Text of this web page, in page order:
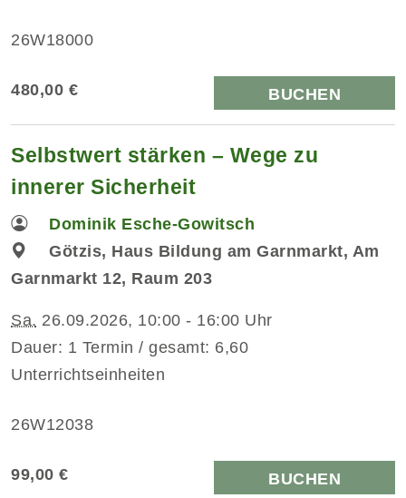
26W18000
480,00 € BUCHEN
Selbstwert stärken – Wege zu
innerer Sicherheit
Dominik Esche-Gowitsch
Götzis, Haus Bildung am Garnmarkt, Am
Garnmarkt 12, Raum 203
Sa. 26.09.2026, 10:00 - 16:00 Uhr
Dauer: 1 Termin / gesamt: 6,60
Unterrichtseinheiten
26W12038
99,00 € BUCHEN